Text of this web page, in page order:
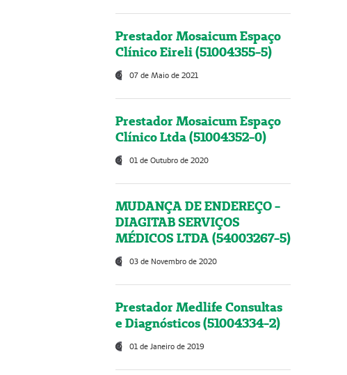
Prestador Mosaicum Espaço
Clínico Eireli (51004355-5)
07 de Maio de 2021
Prestador Mosaicum Espaço
Clínico Ltda (51004352-0)
01 de Outubro de 2020
MUDANÇA DE ENDEREÇO -
DIAGITAB SERVIÇOS
MÉDICOS LTDA (54003267-5)
03 de Novembro de 2020
Prestador Medlife Consultas
e Diagnósticos (51004334-2)
01 de Janeiro de 2019